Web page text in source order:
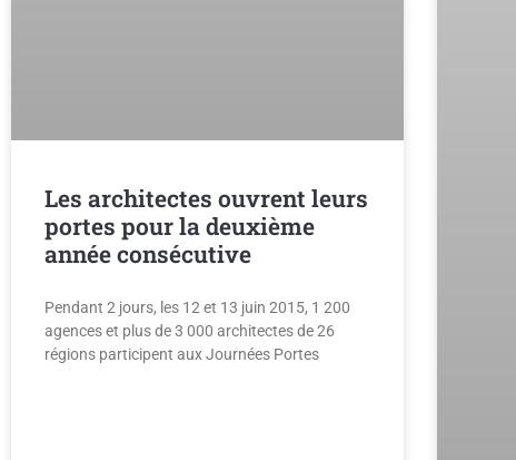
Les architectes ouvrent leurs
portes pour la deuxième
année consécutive
Pendant 2 jours, les 12 et 13 juin 2015, 1 200
agences et plus de 3 000 architectes de 26
régions participent aux Journées Portes